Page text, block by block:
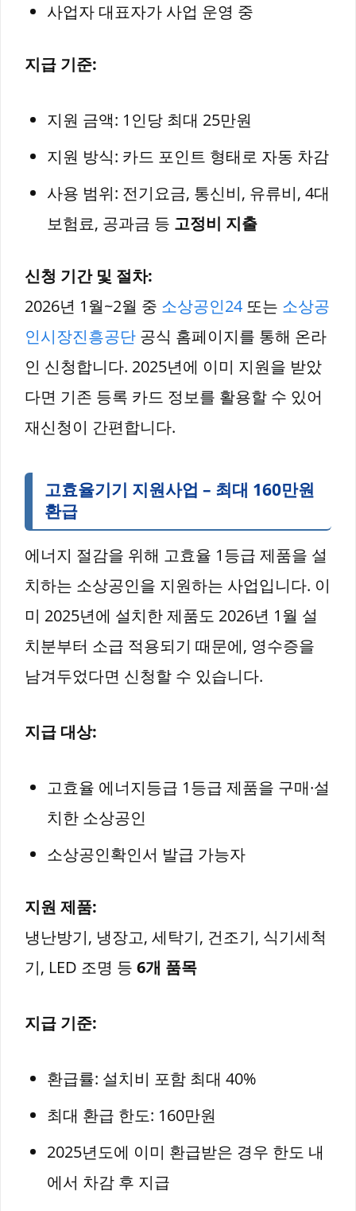
사업자 대표자가 사업 운영 중
지급 기준:
지원 금액: 1인당 최대 25만원
지원 방식: 카드 포인트 형태로 자동 차감
사용 범위: 전기요금, 통신비, 유류비, 4대
보험료, 공과금 등 고정비 지출
신청 기간 및 절차:
2026년 1월~2월 중 소상공인24 또는 소상공
인시장진흥공단 공식 홈페이지를 통해 온라
인 신청합니다. 2025년에 이미 지원을 받았
다면 기존 등록 카드 정보를 활용할 수 있어
재신청이 간편합니다.
고효율기기 지원사업 – 최대 160만원
환급
에너지 절감을 위해 고효율 1등급 제품을 설
치하는 소상공인을 지원하는 사업입니다. 이
미 2025년에 설치한 제품도 2026년 1월 설
치분부터 소급 적용되기 때문에, 영수증을
남겨두었다면 신청할 수 있습니다.
지급 대상:
고효율 에너지등급 1등급 제품을 구매·설
치한 소상공인
소상공인확인서 발급 가능자
지원 제품:
냉난방기, 냉장고, 세탁기, 건조기, 식기세척
기, LED 조명 등 6개 품목
지급 기준:
환급률: 설치비 포함 최대 40%
최대 환급 한도: 160만원
2025년도에 이미 환급받은 경우 한도 내
에서 차감 후 지급